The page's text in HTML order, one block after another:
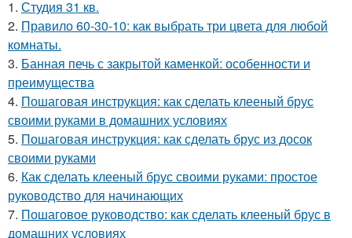
1. Студия 31 кв.
2. Правило 60-30-10: как выбрать три цвета для любой
комнаты.
3. Банная печь с закрытой каменкой: особенности и
преимущества
4. Пошаговая инструкция: как сделать клееный брус
своими руками в домашних условиях
5. Пошаговая инструкция: как сделать брус из досок
своими руками
6. Как сделать клееный брус своими руками: простое
руководство для начинающих
7. Пошаговое руководство: как сделать клееный брус в
домашних условиях